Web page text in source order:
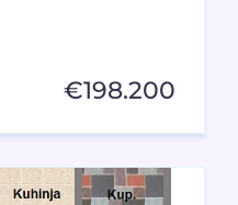
€198.200